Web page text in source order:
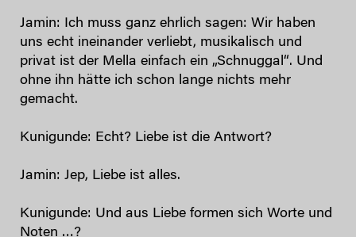
Jamin: Ich muss ganz ehrlich sagen: Wir haben
uns echt ineinander verliebt, musikalisch und
privat ist der Mella einfach ein „Schnuggal“. Und
ohne ihn hätte ich schon lange nichts mehr
gemacht.
Kunigunde: Echt? Liebe ist die Antwort?
Jamin: Jep, Liebe ist alles.
Kunigunde: Und aus Liebe formen sich Worte und
Noten …?